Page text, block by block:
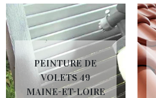
PEINTURE DE
VOLETS 49
MAINE-ET-LOIRE